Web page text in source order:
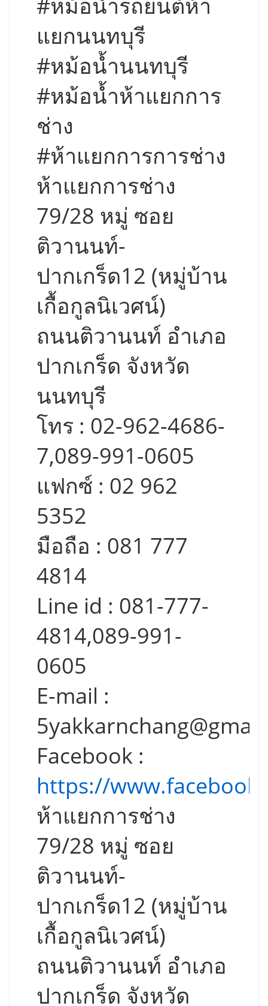
แยกนนทบุรี
#หม้อน้ำนนทบุรี
#หม้อน้ำห้าแยกการ
ช่าง
#ห้าแยกการการช่าง
ห้าแยกการช่าง
79/28 หมู่ ซอย
ติวานนท์-
ปากเกร็ด12 (หมู่บ้าน
เกื้อกูลนิเวศน์)
ถนนติวานนท์ อำเภอ
ปากเกร็ด จังหวัด
นนทบุรี
โทร : 02-962-4686-
7,089-991-0605
แฟกซ์ : 02 962
5352
มือถือ : 081 777
4814
Line id : 081-777-
4814,089-991-
0605
E-mail :
Facebook :
https://
ห้าแยกการช่าง
79/28 หมู่ ซอย
ติวานนท์-
ปากเกร็ด12 (หมู่บ้าน
เกื้อกูลนิเวศน์)
ถนนติวานนท์ อำเภอ
ปากเกร็ด จังหวัด